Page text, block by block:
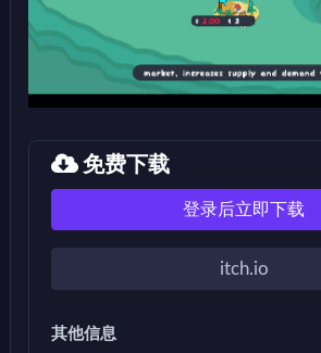
免费下载
登录后立即下载
itch.io
其他信息